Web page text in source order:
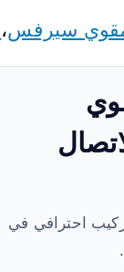
سيرفس،
احترافي في